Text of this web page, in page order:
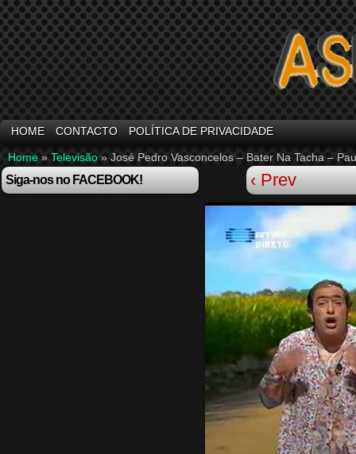
HOME CONTACTO POLÍTICA DE PRIVACIDADE
Home » Televisão » José Pedro Vasconcelos – Bater Na Tacha –
Siga-nos no FACEBOOK! ‹ Prev